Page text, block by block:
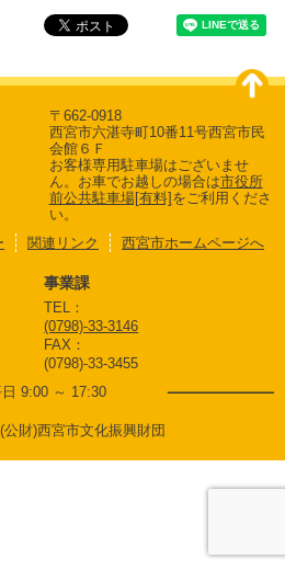
関連リンク 西宮市ホームページへ
〒662-0918
西宮市六湛寺町10番11号西宮市民
会館６Ｆ
お客様専用駐車場はございませ
ん。 お車でお越しの場合は市役所
前公共駐車場[有料] をご利用くださ
い。
事業課
TEL：
(0798)-33-3146
FAX：
(0798)-33-3455
9:00 ～ 17:30
財)西宮市文化振興財団